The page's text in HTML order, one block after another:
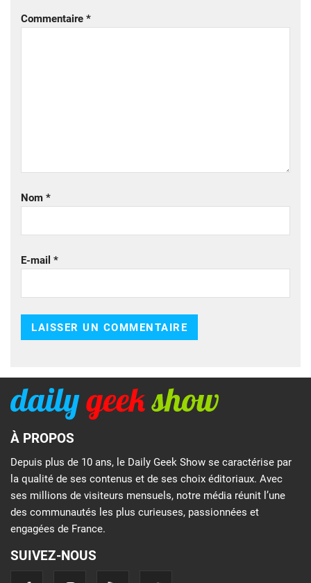
Commentaire *
Nom *
E-mail *
À PROPOS
Depuis plus de 10 ans, le Daily Geek Show se caractérise par
la qualité de ses contenus et de ses choix éditoriaux. Avec
ses millions de visiteurs mensuels, notre média réunit l’une
des communautés les plus curieuses, passionnées et
engagées de France.
SUIVEZ-NOUS